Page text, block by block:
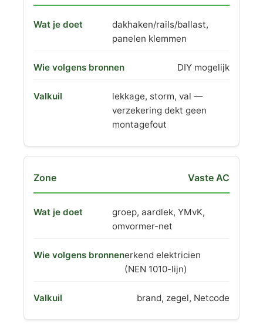
dakhaken/rails/ballast,
panelen klemmen
DIY mogelijk
lekkage, storm, val —
verzekering dekt geen
montagefout
Vaste AC
groep, aardlek, YMvK,
omvormer-net
erkend elektricien
(NEN 1010-lijn)
brand, zegel, Netcode